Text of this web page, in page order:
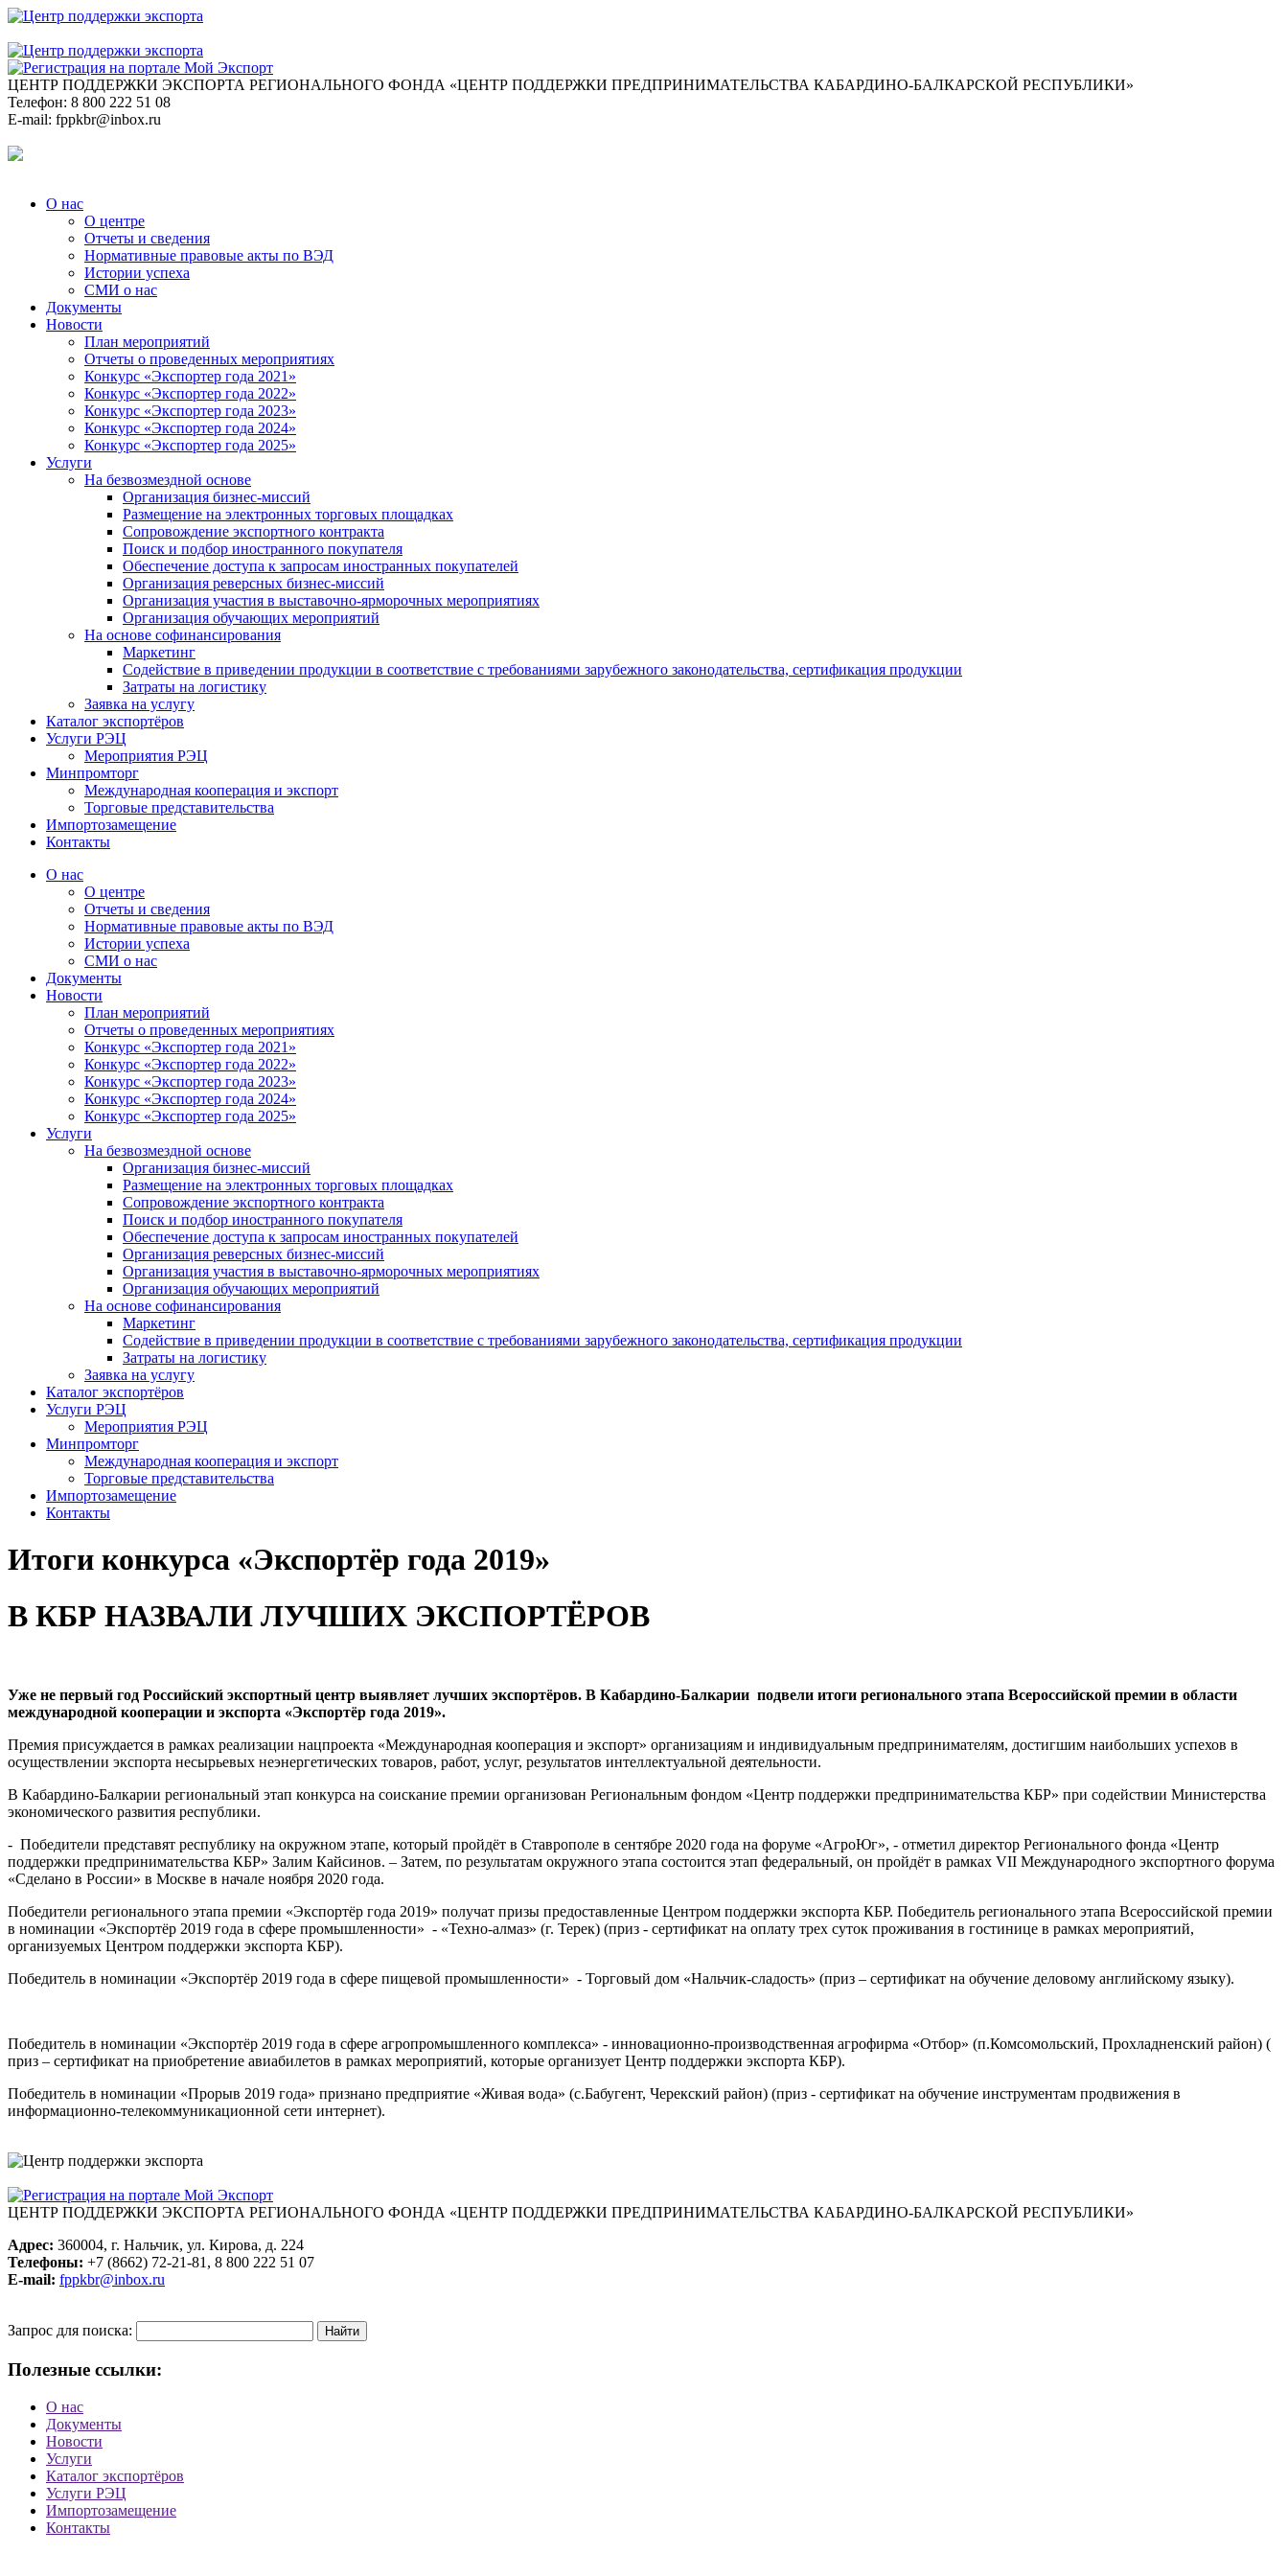
ЦЕНТР ПОДДЕРЖКИ ЭКСПОРТА РЕГИОНАЛЬНОГО ФОНДА «ЦЕНТР ПОДДЕРЖКИ ПРЕДПРИНИМАТЕЛЬСТВА КАБАРДИНО-БАЛКАРСКОЙ РЕСПУБЛИКИ»
Телефон: 8 800 222 51 08
E-mail: fppkbr@inbox.ru
О нас
О центре
Отчеты и сведения
Нормативные правовые акты по ВЭД
Истории успеха
СМИ о нас
Документы
Новости
План мероприятий
Отчеты о проведенных мероприятиях
Конкурс «Экспортер года 2021»
Конкурс «Экспортер года 2022»
Конкурс «Экспортер года 2023»
Конкурс «Экспортер года 2024»
Конкурс «Экспортер года 2025»
Услуги
На безвозмездной основе
Организация бизнес-миссий
Размещение на электронных торговых площадках
Сопровождение экспортного контракта
Поиск и подбор иностранного покупателя
Обеспечение доступа к запросам иностранных покупателей
Организация реверсных бизнес-миссий
Организация участия в выставочно-ярморочных мероприятиях
Организация обучающих мероприятий
На основе софинансирования
Маркетинг
Содействие в приведении продукции в соответствие с требованиями зарубежного законодательства, сертификация продукции
Затраты на логистику
Заявка на услугу
Каталог экспортёров
Услуги РЭЦ
Мероприятия РЭЦ
Минпромторг
Международная кооперация и экспорт
Торговые представительства
Импортозамещение
Контакты
О нас
О центре
Отчеты и сведения
Нормативные правовые акты по ВЭД
Истории успеха
СМИ о нас
Документы
Новости
План мероприятий
Отчеты о проведенных мероприятиях
Конкурс «Экспортер года 2021»
Конкурс «Экспортер года 2022»
Конкурс «Экспортер года 2023»
Конкурс «Экспортер года 2024»
Конкурс «Экспортер года 2025»
Услуги
На безвозмездной основе
Организация бизнес-миссий
Размещение на электронных торговых площадках
Сопровождение экспортного контракта
Поиск и подбор иностранного покупателя
Обеспечение доступа к запросам иностранных покупателей
Организация реверсных бизнес-миссий
Организация участия в выставочно-ярморочных мероприятиях
Организация обучающих мероприятий
На основе софинансирования
Маркетинг
Содействие в приведении продукции в соответствие с требованиями зарубежного законодательства, сертификация продукции
Затраты на логистику
Заявка на услугу
Каталог экспортёров
Услуги РЭЦ
Мероприятия РЭЦ
Минпромторг
Международная кооперация и экспорт
Торговые представительства
Импортозамещение
Контакты
Итоги конкурса «Экспортёр года 2019»
В КБР НАЗВАЛИ ЛУЧШИХ ЭКСПОРТЁРОВ
Уже не первый год Российский экспортный центр выявляет лучших экспортёров. В Кабардино-Балкарии подвели итоги регионального этапа Всероссийской премии в области
международной кооперации и экспорта «Экспортёр года 2019».
Премия присуждается в рамках реализации нацпроекта «Международная кооперация и экспорт» организациям и индивидуальным предпринимателям, достигшим наибольших успехов в
осуществлении экспорта несырьевых неэнергетических товаров, работ, услуг, результатов интеллектуальной деятельности.
В Кабардино-Балкарии региональный этап конкурса на соискание премии организован Региональным фондом «Центр поддержки предпринимательства КБР» при содействии Министерства
экономического развития республики.
- Победители представят республику на окружном этапе, который пройдёт в Ставрополе в сентябре 2020 года на форуме «АгроЮг», - отметил директор Регионального фонда «Центр
поддержки предпринимательства КБР» Залим Кайсинов. – Затем, по результатам окружного этапа состоится этап федеральный, он пройдёт в рамках VII Международного экспортного форума
«Сделано в России» в Москве в начале ноября 2020 года.
Победители регионального этапа премии «Экспортёр года 2019» получат призы предоставленные Центром поддержки экспорта КБР. Победитель регионального этапа Всероссийской премии
в номинации «Экспортёр 2019 года в сфере промышленности» - «Техно-алмаз» (г. Терек) (приз - сертификат на оплату трех суток проживания в гостинице в рамках мероприятий,
организуемых Центром поддержки экспорта КБР).
Победитель в номинации «Экспортёр 2019 года в сфере пищевой промышленности» - Торговый дом «Нальчик-сладость» (приз – сертификат на обучение деловому английскому языку).
Победитель в номинации «Экспортёр 2019 года в сфере агропромышленного комплекса» - инновационно-производственная агрофирма «Отбор» (п.Комсомольский, Прохладненский район) (
приз – сертификат на приобретение авиабилетов в рамках мероприятий, которые организует Центр поддержки экспорта КБР).
Победитель в номинации «Прорыв 2019 года» признано предприятие «Живая вода» (с.Бабугент, Черекский район) (приз - сертификат на обучение инструментам продвижения в
информационно-телекоммуникационной сети интернет).
ЦЕНТР ПОДДЕРЖКИ ЭКСПОРТА РЕГИОНАЛЬНОГО ФОНДА «ЦЕНТР ПОДДЕРЖКИ ПРЕДПРИНИМАТЕЛЬСТВА КАБАРДИНО-БАЛКАРСКОЙ РЕСПУБЛИКИ»
Адрес: 360004, г. Нальчик, ул. Кирова, д. 224
Телефоны: +7 (8662) 72-21-81, 8 800 222 51 07
E-mail: fppkbr@inbox.ru
Запрос для поиска:
Полезные ссылки:
О нас
Документы
Новости
Услуги
Каталог экспортёров
Услуги РЭЦ
Импортозамещение
Контакты